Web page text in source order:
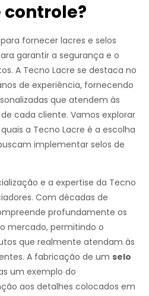
fornecer lacres e selos
garantir a segurança e o
A Tecno Lacre se destaca no
de experiência, fornecendo
que atendem às
cada cliente. Vamos explorar
a Tecno Lacre é a escolha
implementar selos de
e a expertise da Tecno
Com décadas de
profundamente os
mercado, permitindo o
que realmente atendam às
A fabricação de um selo
um exemplo do
aos detalhes colocados em